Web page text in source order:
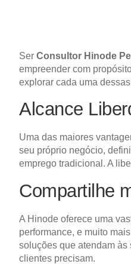
Ser Consultor Hinode
empreender com
explorar cada uma
Alcance
Uma das maiores
seu próprio negócio,
emprego tradicional. A
Compartilhe
A Hinode oferece uma
performance, e muito
soluções que atendam
clientes precisam.